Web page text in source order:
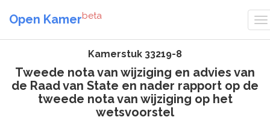
Open Kamerbeta
Kamerstuk 33219-8
Tweede nota van wijziging en advies van
de Raad van State en nader rapport op de
tweede nota van wijziging op het
wetsvoorstel